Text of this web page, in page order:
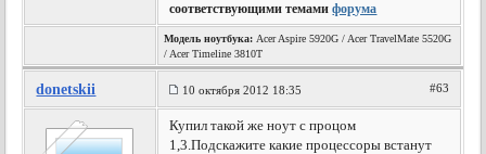
соответствующими темамифорума
Модель ноутбука: Acer Aspire 5920G / Acer TravelMate 5520G
/ Acer Timeline 3810T
donetskii 10 октября 2012 18:35 #63
Купил такой же ноут с процом
1,3.Подскажите какие процессоры встанут